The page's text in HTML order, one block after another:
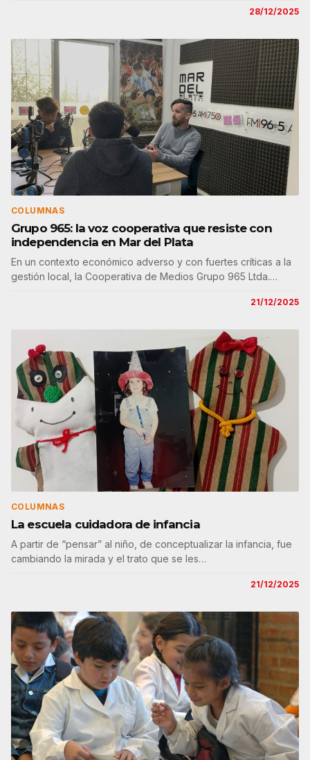
28/12/2025
COLUMNAS
Grupo 965: la voz cooperativa que resiste con
independencia en Mar del Plata
En un contexto económico adverso y con fuertes críticas a la
gestión local, la Cooperativa de Medios Grupo 965 Ltda.…
21/12/2025
COLUMNAS
La escuela cuidadora de infancia
A partir de “pensar” al niño, de conceptualizar la infancia, fue
cambiando la mirada y el trato que se les…
21/12/2025